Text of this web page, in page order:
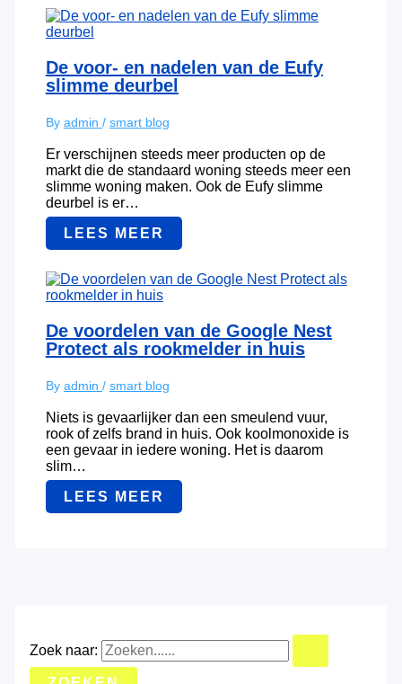
De voor- en nadelen van de Eufy
slimme deurbel
By admin / smart blog
Er verschijnen steeds meer producten op de
markt die de standaard woning steeds meer een
slimme woning maken. Ook de Eufy slimme
deurbel is er…
LEES MEER
De voordelen van de Google Nest
Protect als rookmelder in huis
By admin / smart blog
Niets is gevaarlijker dan een smeulend vuur,
rook of zelfs brand in huis. Ook koolmonoxide is
een gevaar in iedere woning. Het is daarom
slim…
LEES MEER
Zoek naar: